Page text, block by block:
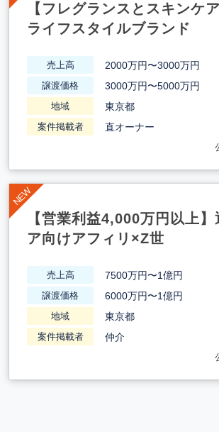
【フレグランスとスキンケ
ライフスタイルブランド
売上高 2000万円〜3000万円
譲渡価格 3000万円〜5000万円
地域 東京都
案件掲載者 直オーナー
【営業利益4,000万円以上】
ア向けアフィリ×Z世
売上高 7500万円〜1億円
譲渡価格 6000万円〜1億円
地域 東京都
案件掲載者 仲介